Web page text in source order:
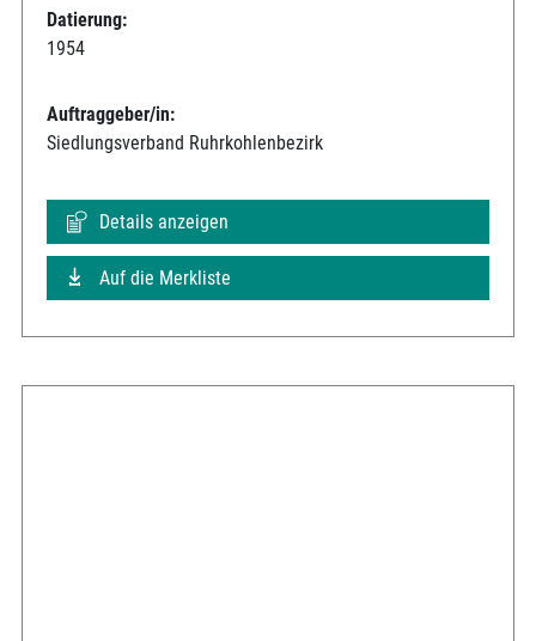
Datierung:
1954
Auftraggeber/in:
Siedlungsverband Ruhrkohlenbezirk
Details anzeigen
Auf die Merkliste